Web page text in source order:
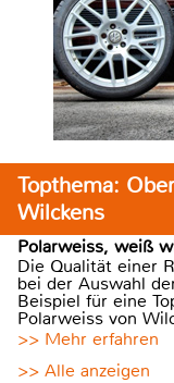
Topthema:
Wilckens
Polarweiss, weiß
Die Qualität einer
bei der Auswahl
Beispiel für eine
Polarweiss von
>> Mehr erfahren
>> Alle anzeigen